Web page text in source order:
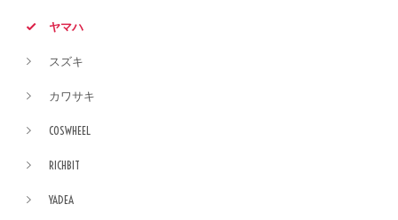
ヤマハ
スズキ
カワサキ
COSWHEEL
RICHBIT
YADEA